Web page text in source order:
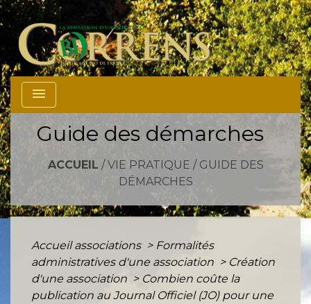
menu
Guide des démarches
ACCUEIL / VIE PRATIQUE / GUIDE DES
DÉMARCHES
Accueil associations > Formalités
administratives d'une association > Création
d'une association > Combien coûte la
publication au Journal Officiel (JO) pour une